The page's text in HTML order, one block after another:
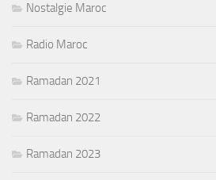
Nostalgie Maroc
Radio Maroc
Ramadan 2021
Ramadan 2022
Ramadan 2023